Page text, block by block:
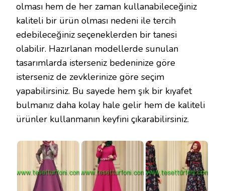
olması hem de her zaman kullanabileceğiniz
kaliteli bir ürün olması nedeni ile tercih
edebileceğiniz seçeneklerden bir tanesi
olabilir. Hazırlanan modellerde sunulan
tasarımlarda isterseniz bedeninize göre
isterseniz de zevklerinize göre seçim
yapabilirsiniz. Bu sayede hem şık bir kıyafet
bulmanız daha kolay hale gelir hem de kaliteli
ürünler kullanmanın keyfini çıkarabilirsiniz.